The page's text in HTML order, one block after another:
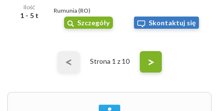
Ilość
1 - 5 t
Rumunia (RO)
Szczegóły Skontaktuj się
< Strona 1 z 10 >